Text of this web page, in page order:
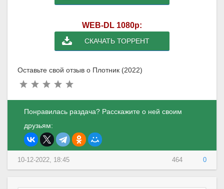
WEB-DL 1080p:
СКАЧАТЬ ТОРРЕНТ
Оставьте свой отзыв о Плотник (2022)
Понравилась раздача? Расскажите о ней своим
друзьям:
464 0
10-12-2022, 18:45